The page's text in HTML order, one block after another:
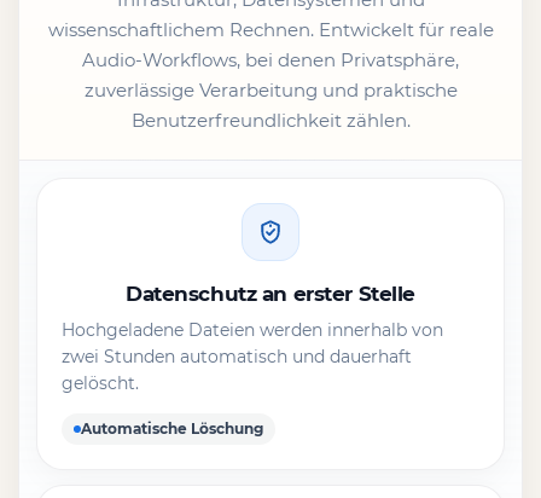
wissenschaftlichem Rechnen. Entwickelt für reale
Audio-Workflows, bei denen Privatsphäre,
zuverlässige Verarbeitung und praktische
Benutzerfreundlichkeit zählen.
Datenschutz an erster Stelle
Hochgeladene Dateien werden innerhalb von
zwei Stunden automatisch und dauerhaft
gelöscht.
Automatische Löschung